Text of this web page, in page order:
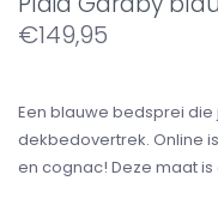
€149,95
Een blauwe bedsprei
dekbedovertrek. Online
en cognac! Deze maat is